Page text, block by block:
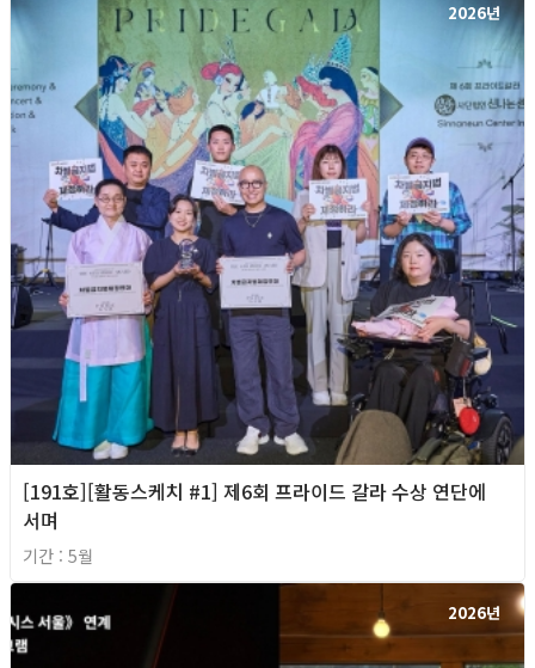
2026년
[191호][활동스케치 #1] 제6회 프라이드 갈라 수상 연단에
서며
기간 : 5월
2026년